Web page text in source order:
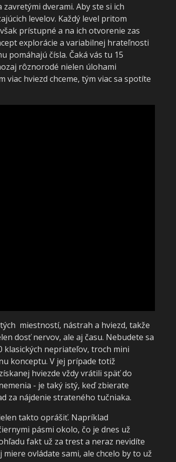
dverami. Aby ste si ich
levelov. Každý level pritom
prístupné a na ich otvorenie zas
explorácie a variabilnej hrateľnosti
pomáhajú čísla. Čaká vás tu 15
rôznorodé nielen úlohami
hviezd chceme, tým viac sa spotíte
miestností, nástrah a hviezd, takže
dosť nervov, ale aj času. Nebudete sa
klasických nepriateľov, troch mini
konceptu. V jej prípade totiž
hviezde vždy vrátili späť do
- je taký istý, keď zbierate
za nájdenie strateného tučniaka.
takto oprášiť. Napríklad
pásmi okolo, čo je dnes už
fakt už za trest a neraz nevidíte
ovládate sami, ale chcelo by to už